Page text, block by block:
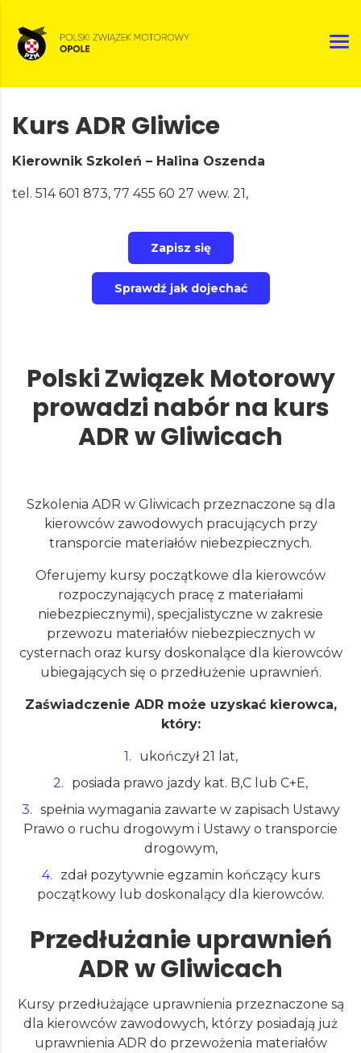
Kurs ADR Gliwice
Kierownik Szkoleń – Halina Oszenda
tel. 514 601 873, 77 455 60 27 wew. 21,
Zapisz się
Sprawdź jak dojechać
Polski Związek Motorowy
prowadzi nabór na kurs
ADR w Gliwicach
Szkolenia ADR w Gliwicach przeznaczone są dla
kierowców zawodowych pracujących przy
transporcie materiałów niebezpiecznych.
Oferujemy kursy początkowe dla kierowców
rozpoczynających pracę z materiałami
niebezpiecznymi), specjalistyczne w zakresie
przewozu materiałów niebezpiecznych w
cysternach oraz kursy doskonalące dla kierowców
ubiegających się o przedłużenie uprawnień.
Zaświadczenie ADR może uzyskać kierowca,
który:
ukończył 21 lat,
posiada prawo jazdy kat. B,C lub C+E,
spełnia wymagania zawarte w zapisach Ustawy
Prawo o ruchu drogowym i Ustawy o transporcie
drogowym,
zdał pozytywnie egzamin kończący kurs
początkowy lub doskonalący dla kierowców.
Przedłużanie uprawnień
ADR w Gliwicach
Kursy przedłużające uprawnienia przeznaczone są
dla kierowców zawodowych, którzy posiadają już
uprawnienia ADR do przewożenia materiałów